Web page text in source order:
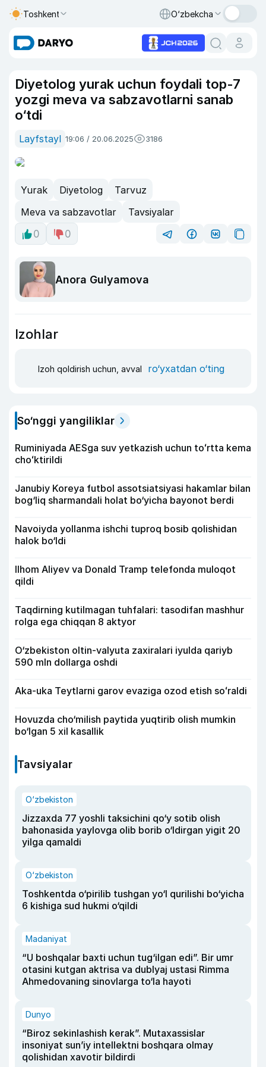
Toshkent O‘zbekcha
Diyetolog yurak uchun foydali top-7
yozgi meva va sabzavotlarni sanab
o‘tdi
Layfstayl 19:06 / 20.06.2025 3186
Yurak Diyetolog
Tarvuz
Meva va sabzavotlar
Tavsiyalar
0
0
Anora Gulyamova
Izohlar
Izoh qoldirish uchun, avval ro‘yxatdan o‘ting
So‘nggi yangiliklar
Ruminiyada AESga suv yetkazish uchun toʻrtta kema
choʻktirildi
Janubiy Koreya futbol assotsiatsiyasi hakamlar bilan
bog‘liq sharmandali holat bo‘yicha bayonot berdi
Navoiyda yollanma ishchi tuproq bosib qolishidan
halok bo‘ldi
Ilhom Aliyev va Donald Tramp telefonda muloqot
qildi
Taqdirning kutilmagan tuhfalari: tasodifan mashhur
rolga ega chiqqan 8 aktyor
O‘zbekiston oltin-valyuta zaxiralari iyulda qariyb
590 mln dollarga oshdi
Aka-uka Teytlarni garov evaziga ozod etish soʻraldi
Hovuzda cho‘milish paytida yuqtirib olish mumkin
bo‘lgan 5 xil kasallik
Tavsiyalar
O‘zbekiston
Jizzaxda 77 yoshli taksichini qo‘y sotib olish
bahonasida yaylovga olib borib o‘ldirgan yigit 20
yilga qamaldi
O‘zbekiston
Toshkentda o‘pirilib tushgan yo‘l qurilishi bo‘yicha
6 kishiga sud hukmi o‘qildi
Madaniyat
“U boshqalar baxti uchun tug‘ilgan edi”. Bir umr
otasini kutgan aktrisa va dublyaj ustasi Rimma
Ahmedovaning sinovlarga to‘la hayoti
Dunyo
“Biroz sekinlashish kerak”. Mutaxassislar
insoniyat sun’iy intellektni boshqara olmay
qolishidan xavotir bildirdi